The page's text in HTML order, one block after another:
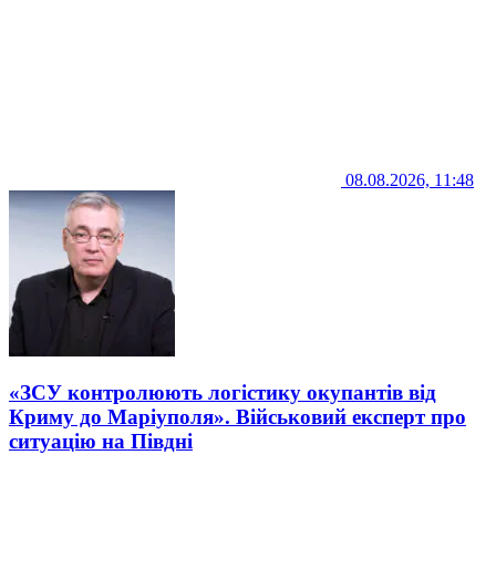
08.08.2026, 11:48
«ЗСУ контролюють логістику окупантів від
Криму до Маріуполя». Військовий експерт про
ситуацію на Півдні